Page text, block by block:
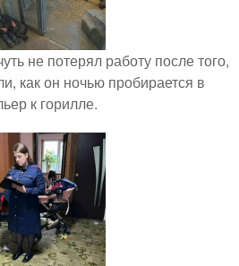
не потерял работу после того,
как он ночью пробирается в
к горилле.